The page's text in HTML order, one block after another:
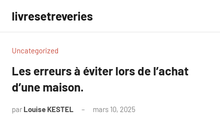
contenu
livresetreveries
Uncategorized
Les erreurs à éviter lors de l’achat
d’une maison.
par Louise KESTEL mars 10, 2025